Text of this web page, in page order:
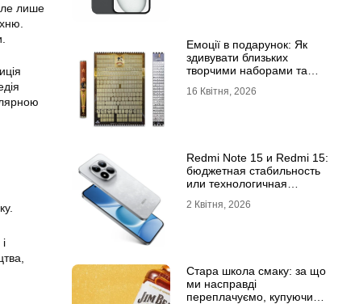
лише
Емоції в подарунок: Як
здивувати близьких
творчими наборами та
16 Квітня, 2026
Redmi Note 15 и Redmi 15:
бюджетная стабильность
или технологичная
2 Квітня, 2026
Стара школа смаку: за що
ми насправді
переплачуємо, купуючи